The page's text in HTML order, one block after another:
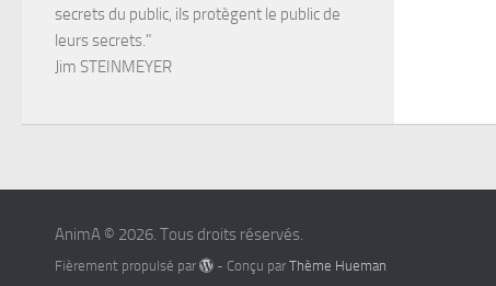
secrets du public, ils protègent le public de
leurs secrets."
Jim STEINMEYER
AnimA © 2026. Tous droits réservés.
Fièrement propulsé par - Conçu parThème Hueman